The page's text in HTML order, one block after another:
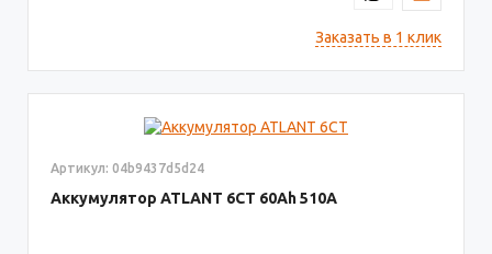
Заказать в 1 клик
Артикул: 04b9437d5d24
Аккумулятор ATLANT 6СТ 60 510